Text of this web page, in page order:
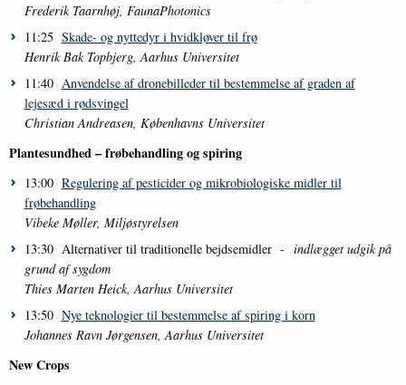
Frederik Taarnhøj, FaunaPhotonics
11:25 Skade- og nyttedyr i hvidkløver til frø
Henrik Bak Topbjerg, Aarhus Universitet
11:40 Anvendelse af dronebilleder til bestemmelse af graden af
lejesæd i rødsvingel
Christian Andreasen, Københavns Universitet
Plantesundhed – frøbehandling og spiring
13:00 Regulering af pesticider og mikrobiologiske midler til
frøbehandling
Vibeke Møller, Miljøstyrelsen
13:30 Alternativer til traditionelle bejdsemidler - indlægget udgik på
grund af sygdom
Thies Marten Heick, Aarhus Universitet
13:50 Nye teknologier til bestemmelse af spiring i korn
Johannes Ravn Jørgensen, Aarhus Universitet
New Crops